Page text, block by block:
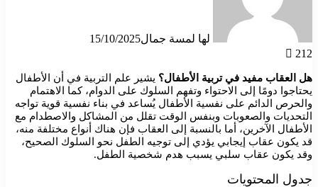
لها لمسة جمال15/10/2025
212
هل العقاب مفيد في تربية الأطفال؟ يشير علم التربية في أن الأطفال
يحتاجوا دومًا إلى الاحتواء وتفهم السلوك على الدوام، كما الاهتمام
والحرص الدائم على نفسية الأطفال يُساعد في بناء نفسية قوية تواجه
التحديات والصعوبات وبنفس الوقت تقلل من المشاكل والاصطدام مع
الأطفال الآخرين، أما بالنسبة إلى العقاب فإن هناك أنواع مختلفة منه،
قد يكون عقاب إيجابي يؤدي إلى توجيه الطفل نحو السلوك الصحيح،
وقد يكون عقاب سلبي يسبب هدم شخصية الطفل.
جدول المحتويات